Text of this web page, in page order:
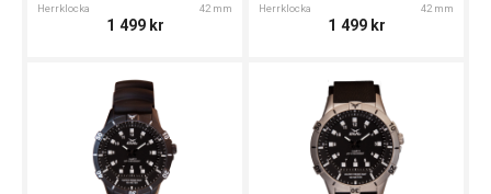
Herrklocka 42 mm
1 499 kr
Herrklocka 42 mm
1 499 kr